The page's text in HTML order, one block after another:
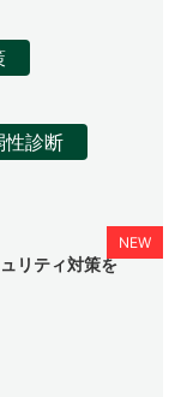
性診断
リティ対策を